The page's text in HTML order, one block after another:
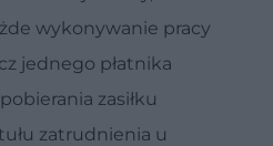
wykonywanie pracy
jednego płatnika
zasiłku
zatrudnienia u